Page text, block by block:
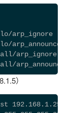
arp_ignore
arp_ignore
arp_announce
）
192.168.1.255